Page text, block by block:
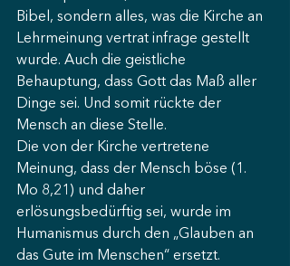
Bibel, sondern alles, was die Kirche an
Lehrmeinung vertrat infrage gestellt
wurde. Auch die geistliche
Behauptung, dass Gott das Maß aller
Dinge sei. Und somit rückte der
Mensch an diese Stelle.
Die von der Kirche vertretene
Meinung, dass der Mensch böse (1.
Mo 8,21) und daher
erlösungsbedürftig sei, wurde im
Humanismus durch den „Glauben an
das Gute im Menschen“ ersetzt.